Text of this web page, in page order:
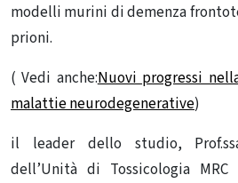
modelli murini di demenza
prioni.
( Vedi anche:Nuovi progressi
malattie neurodegenerative)
il leader dello studio,
dell’Unità di Tossicologia